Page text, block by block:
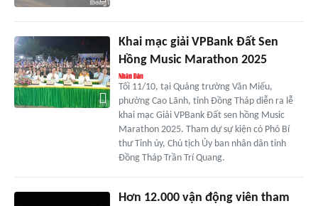
Khai mạc giải VPBank Đất Sen
Hồng Music Marathon 2025
Tối 11/10, tại Quảng trường Văn Miếu,
phường Cao Lãnh, tỉnh Đồng Tháp diễn ra lễ
khai mạc Giải VPBank Đất sen hồng Music
Marathon 2025. Tham dự sự kiện có Phó Bí
thư Tỉnh ủy, Chủ tịch Ủy ban nhân dân tỉnh
Đồng Tháp Trần Trí Quang.
Hơn 12.000 vận động viên tham